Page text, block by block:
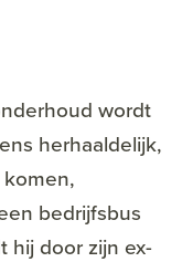
wordt
herhaaldelijk,
bedrijfsbus
hij door zijn ex-